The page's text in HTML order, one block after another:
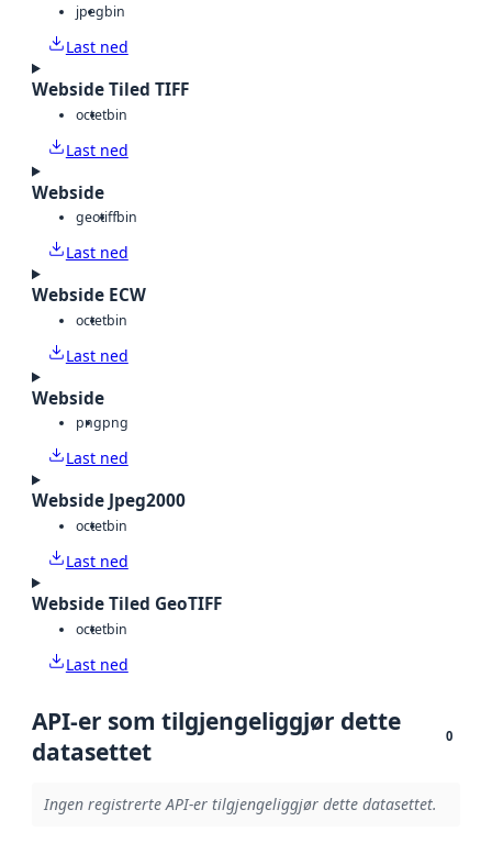
jpegbin
Last ned
Webside Tiled TIFF
octetbin
Last ned
Webside
geotiffbin
Last ned
Webside ECW
octetbin
Last ned
Webside
pngpng
Last ned
Webside Jpeg2000
octetbin
Last ned
Webside Tiled GeoTIFF
octetbin
Last ned
API-er som tilgjengeliggjør dette
datasettet
0
Ingen registrerte API-er tilgjengeliggjør dette datasettet.